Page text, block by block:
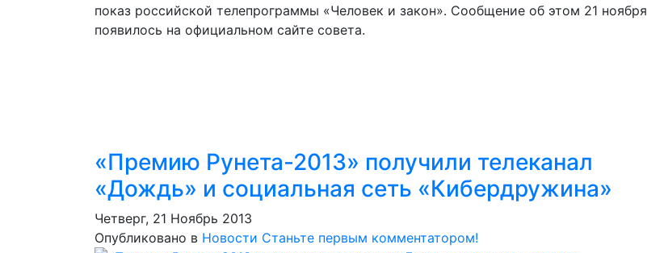
показ российской телепрограммы «Человек и закон». Сообщение об этом 21 ноября
появилось на официальном сайте совета.
«Премию Рунета-2013» получили телеканал
«Дождь» и социальная сеть «Кибердружина»
Четверг, 21 Ноябрь 2013
Опубликовано в Новости Станьте первым комментатором!